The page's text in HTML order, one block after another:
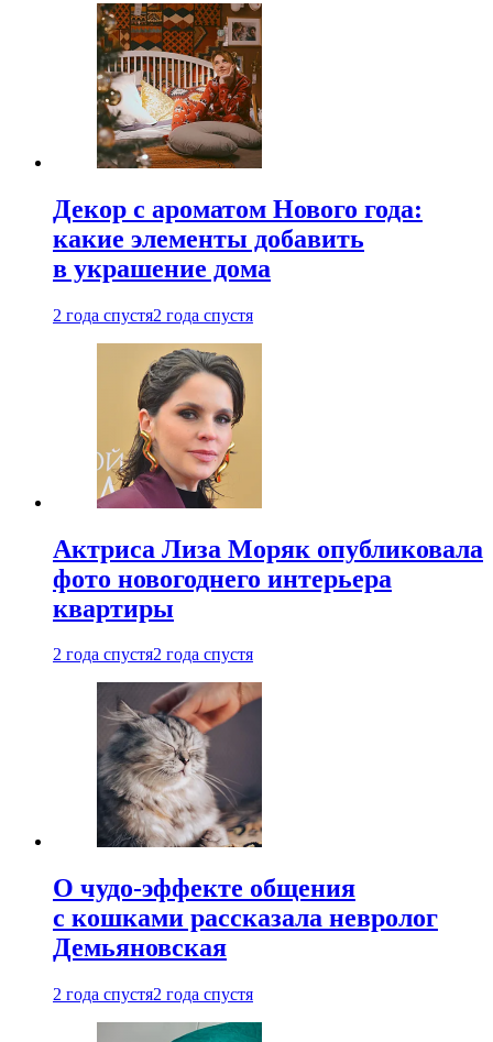
Декор с ароматом Нового года:
какие элементы добавить
в украшение дома
2 года спустя2 года спустя
Актриса Лиза Моряк опубликовала
фото новогоднего интерьера
квартиры
2 года спустя2 года спустя
О чудо-эффекте общения
с кошками рассказала невролог
Демьяновская
2 года спустя2 года спустя